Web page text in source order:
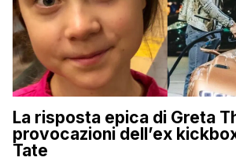
La risposta epica di Greta
provocazioni dell’ex
Tate